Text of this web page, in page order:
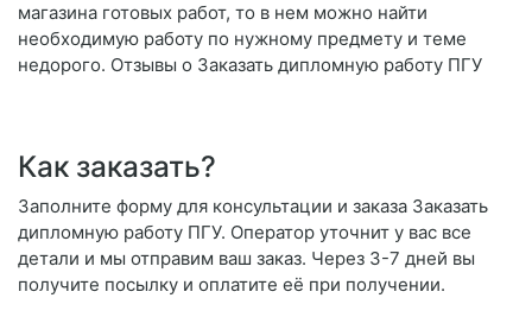
магазина готовых работ, то в нем можно найти
необходимую работу по нужному предмету и теме
недорого. Отзывы о Заказать дипломную работу ПГУ
Как заказать?
Заполните форму для консультации и заказа Заказать
дипломную работу ПГУ. Оператор уточнит у вас все
детали и мы отправим ваш заказ. Через 3-7 дней вы
получите посылку и оплатите её при получении.